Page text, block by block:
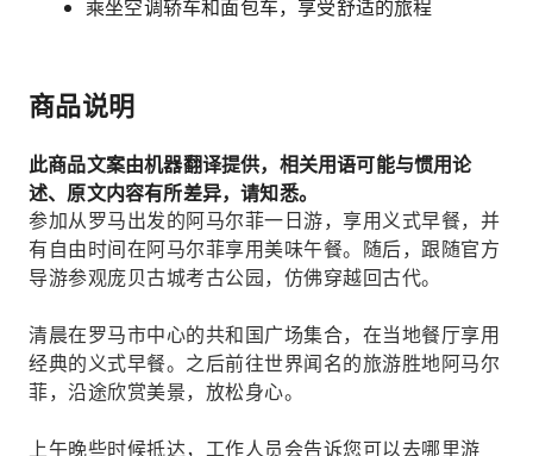
乘坐空调轿车和面包车，享受舒适的旅程
商品说明
此商品文案由机器翻译提供，相关用语可能与惯用论
述、原文内容有所差异，请知悉。
参加从罗马出发的阿马尔菲一日游，享用义式早餐，并
有自由时间在阿马尔菲享用美味午餐。随后，跟随官方
导游参观庞贝古城考古​​公园，仿佛穿越回古代。
清晨在罗马市中心的共和国广场集合，在当地餐厅享用
经典的义式早餐。之后前往世界闻名的旅游胜地阿马尔
菲，沿途欣赏美景，放松身心。
上午晚些时候抵达，工作人员会告诉您可以去哪里游